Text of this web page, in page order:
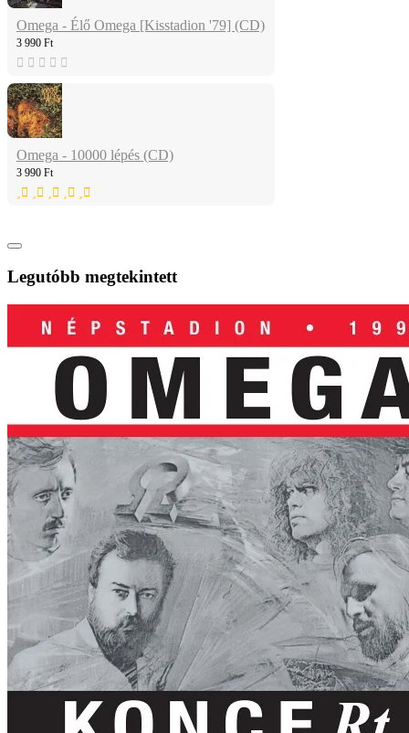
Omega - Élő Omega [Kisstadion '79] (CD)
3 990 Ft
Omega - 10000 lépés (CD)
3 990 Ft
Legutóbb megtekintett